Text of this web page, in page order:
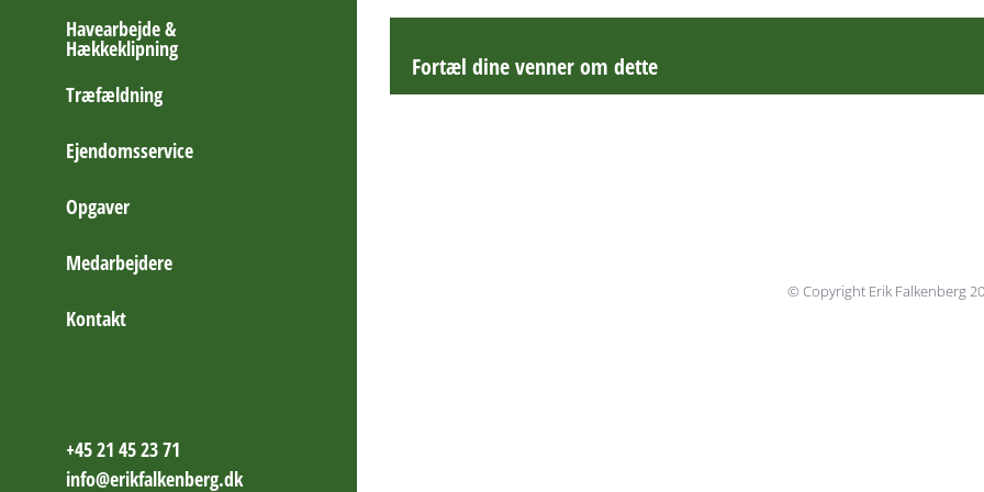
Havearbejde &
Hækkeklipning
Træfældning
Ejendomsservice
Opgaver
Medarbejdere
Kontakt
+45 21 45 23 71
info@erikfalkenberg.dk
Fortæl dine venner om dette
© Copyright Erik Falkenberg